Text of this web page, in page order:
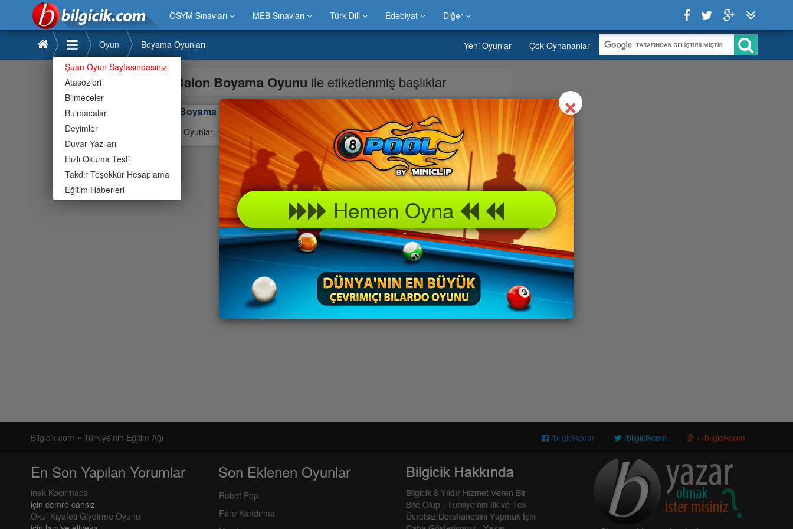
ÖSYM Sınavları MEB Sınavları Türk Dili Edebiyat Diğer
Şuan Oyun Sayfasındasınız
Atasözleri
Bilmeceler
Bulmacalar
Deyimler
Duvar Yazıları
Hızlı Okuma Testi
Takdir Teşekkür Hesaplama
Eğitim Haberleri
Oyun Boyama Oyunları Yeni Oyunlar Çok Oynananlar
Balon Boyama Oyunu ile etiketlenmiş başlıklar
Balon Boyama
Boyama Oyunları : Mouse Kullanarak Boyama Yapabilirsiniz.
Bilgicik.com ~ Türkiye'nin Eğitim Ağı /bilgicikcom /bilgicikcom /+bilgicikcom
En Son Yapılan Yorumlar
inek Kaçırmaca
için cemre cansız
Okul Kıyafeti Giydirme Oyunu
Son Eklenen Oyunlar
Robot Pop
Fare Kandırma
×Close
Hemen Oyna